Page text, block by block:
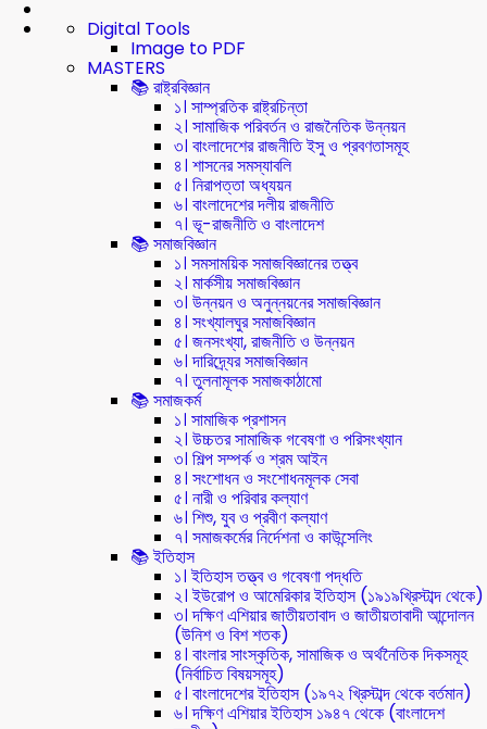
Digital Tools
Image to PDF
MASTERS
📚 রাষ্ট্রবিজ্ঞান
১। সাম্প্রতিক রাষ্ট্রচিন্তা
২। সামাজিক পরিবর্তন ও রাজনৈতিক উন্নয়ন
৩। বাংলাদেশের রাজনীতি ইসু ও প্রবণতাসমূহ
৪। শাসনের সমস্যাবলি
৫। নিরাপত্তা অধ্যয়ন
৬। বাংলাদেশের দলীয় রাজনীতি
৭। ভূ-রাজনীতি ও বাংলাদেশ
📚 সমাজবিজ্ঞান
১। সমসাময়িক সমাজবিজ্ঞানের তত্ত্ব
২। মার্কসীয় সমাজবিজ্ঞান
৩। উন্নয়ন ও অনুন্নয়নের সমাজবিজ্ঞান
৪। সংখ্যালঘুর সমাজবিজ্ঞান
৫। জনসংখ্যা, রাজনীতি ও উন্নয়ন
৬। দারিদ্র্যের সমাজবিজ্ঞান
৭। তুলনামূলক সমাজকাঠামো
📚 সমাজকর্ম
১। সামাজিক প্রশাসন
২। উচ্চতর সামাজিক গবেষণা ও পরিসংখ্যান
৩। শিল্প সম্পর্ক ও শ্রম আইন
৪। সংশোধন ও সংশোধনমূলক সেবা
৫। নারী ও পরিবার কল্যাণ
৬। শিশু, যুব ও প্রবীণ কল্যাণ
৭। সমাজকর্মের নির্দেশনা ও কাউন্সেলিং
📚 ইতিহাস
১। ইতিহাস তত্ত্ব ও গবেষণা পদ্ধতি
২। ইউরোপ ও আমেরিকার ইতিহাস (১৯১৯খ্রিস্টাব্দ থেকে)
৩। দক্ষিণ এশিয়ার জাতীয়তাবাদ ও জাতীয়তাবাদী আন্দোলন
(উনিশ ও বিশ শতক)
৪। বাংলার সাংস্কৃতিক, সামাজিক ও অর্থনৈতিক দিকসমূহ
(নির্বাচিত বিষয়সমূহ)
৫। বাংলাদেশের ইতিহাস (১৯৭২ খ্রিস্টাব্দ থেকে বর্তমান)
৬। দক্ষিণ এশিয়ার ইতিহাস ১৯৪৭ থেকে (বাংলাদেশ